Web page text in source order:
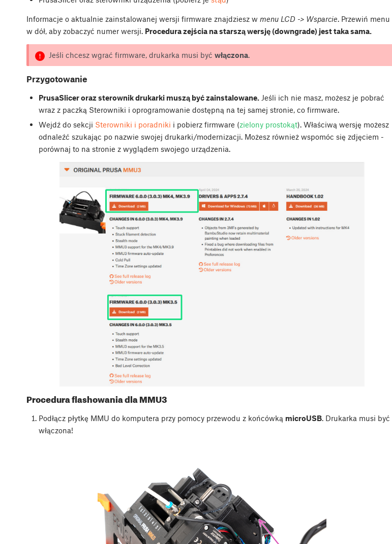
Informacje o aktualnie zainstalowanej wersji firmware znajdziesz w menu LCD -> Wsparcie . Przewiń menu
w dół, aby zobaczyć numer wersji. Procedura zejścia na starszą wersję (downgrade) jest taka sama.
Jeśli chcesz wgrać firmware, drukarka musi być włączona.
Przygotowanie
PrusaSlicer oraz sterownik drukarki muszą być zainstalowane.Jeśli ich nie masz, możesz je pobrać
wraz z paczką Sterowniki i oprogramowanie dostępną na tej samej stronie, co firmware.
Wejdź do sekcji Sterowniki i poradniki i pobierz firmware (zielony prostokąt). Właściwą wersję możesz
odnaleźć szukając po nazwie swojej drukarki/modernizacji. Możesz również wspomóc się zdjęciem -
porównaj to na stronie z wyglądem swojego urządzenia.
Procedura flashowania dla MMU3
Podłącz płytkę MMU do komputera przy pomocy przewodu z końcówką microUSB. Drukarka musi być
włączona!